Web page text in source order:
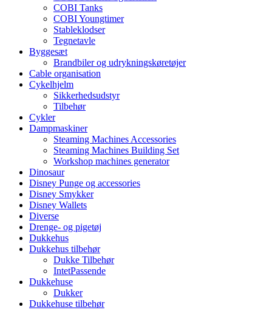
COBI Tanks
COBI Youngtimer
Stableklodser
Tegnetavle
Byggesæt
Brandbiler og udrykningskøretøjer
Cable organisation
Cykelhjelm
Sikkerhedsudstyr
Tilbehør
Cykler
Dampmaskiner
Steaming Machines Accessories
Steaming Machines Building Set
Workshop machines generator
Dinosaur
Disney Punge og accessories
Disney Smykker
Disney Wallets
Diverse
Drenge- og pigetøj
Dukkehus
Dukkehus tilbehør
Dukke Tilbehør
IntetPassende
Dukkehuse
Dukker
Dukkehuse tilbehør